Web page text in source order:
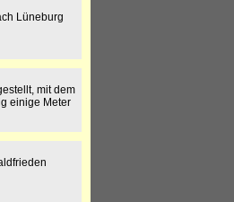
Lüneburg
mit dem
einige Meter